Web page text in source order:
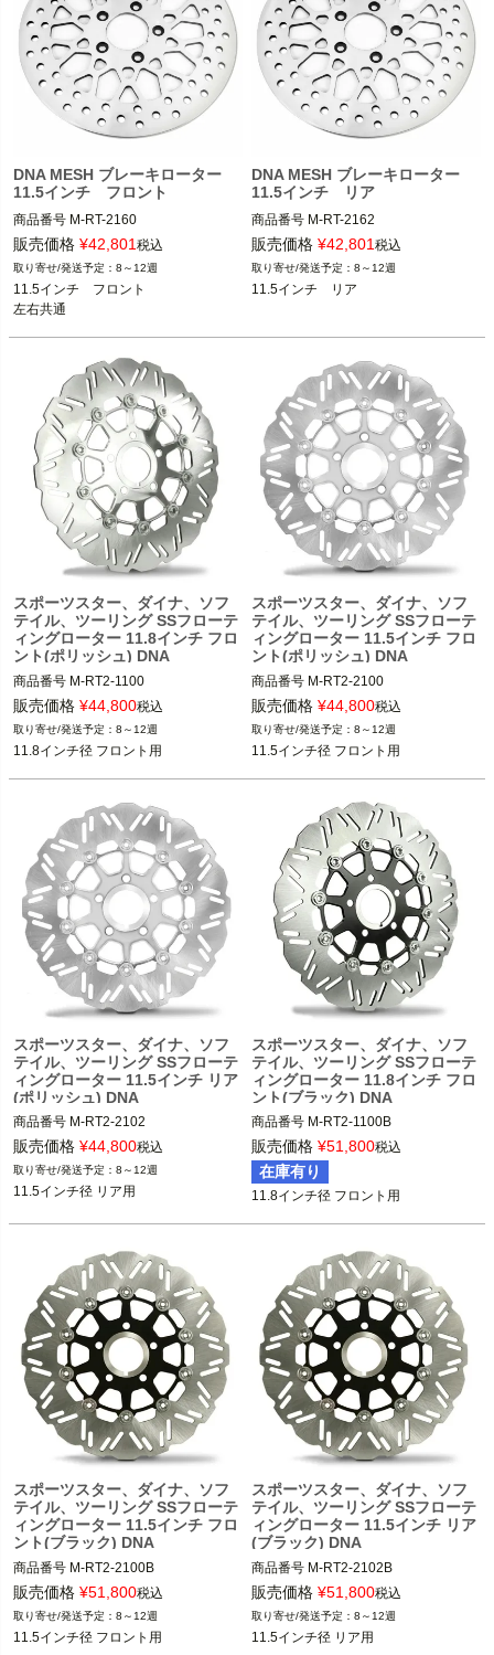
DNA MESH ブレーキローター
11.5インチ フロント
商品番号 M-RT-2160
11.5インチ　フロント 左右共通
1984～2005 ダイナ
1984～2014 ソフテイル
1984～2007 ツーリング
販売価格 ¥42,801 税込
8～12週
11.5インチ　フロント
左右共通
DNA MESH ブレーキローター
11.5インチ リア
商品番号 M-RT-2162
11.5インチ　リア
1992～2017 ダイナ
1992～2007 ツーリング
販売価格 ¥42,801 税込
8～12週
11.5インチ　リア
スポーツスター、ダイナ、ソフ
テイル、ツーリング SSフローテ
ィングローター 11.8インチ フロ
ント(ポリッシュ) DNA
商品番号 M-RT2-1100
販売価格 ¥44,800税込
8～12週
11.8インチ径 フロント用
スポーツスター、ダイナ、ソフ
テイル、ツーリング SSフローテ
ィングローター 11.5インチ フロ
ント(ポリッシュ) DNA
商品番号 M-RT2-2100
販売価格 ¥44,800税込
8～12週
11.5インチ径 フロント用
スポーツスター、ダイナ、ソフ
テイル、ツーリング SSフローテ
ィングローター 11.5インチ リア
(ポリッシュ) DNA
商品番号 M-RT2-2102
販売価格 ¥44,800税込
8～12週
11.5インチ径 リア用
スポーツスター、ダイナ、ソフ
テイル、ツーリング SSフローテ
ィングローター 11.8インチ フロ
ント(ブラック) DNA
商品番号 M-RT2-1100B
販売価格 ¥51,800税込
在庫有り
11.8インチ径 フロント用
スポーツスター、ダイナ、ソフ
テイル、ツーリング SSフローテ
ィングローター 11.5インチ フロ
ント(ブラック) DNA
商品番号 M-RT2-2100B
販売価格 ¥51,800税込
8～12週
11.5インチ径 フロント用
スポーツスター、ダイナ、ソフ
テイル、ツーリング SSフローテ
ィングローター 11.5インチ リア
(ブラック) DNA
商品番号 M-RT2-2102B
販売価格 ¥51,800税込
8～12週
11.5インチ径 リア用